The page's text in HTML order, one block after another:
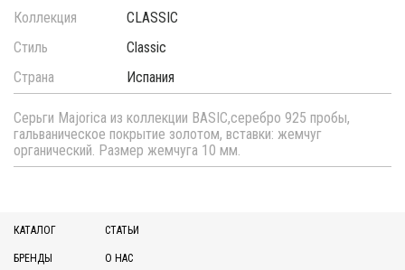
Коллекция
CLASSIC
Стиль
Classic
Страна
Испания
Серьги Majorica из коллекции BASIC,серебро 925 пробы,
гальваническое покрытие золотом, вставки: жемчуг
органический. Размер жемчуга 10 мм.
КАТАЛОГ
БРЕНДЫ
СТАТЬИ
О НАС